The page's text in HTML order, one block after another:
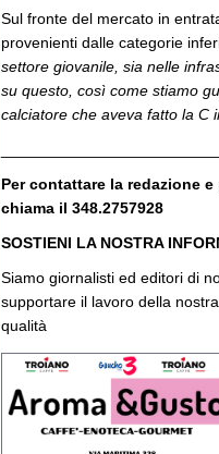
Sul fronte del mercato in
provenienti dalle categorie
settore giovanile, sia nelle
su questo, così come stiamo
calciatore che aveva fatto la C
Per contattare la redazione
chiama il 348.2757928
SOSTIENI LA NOSTRA
Siamo giornalisti ed editori di
supportare il lavoro della
qualità